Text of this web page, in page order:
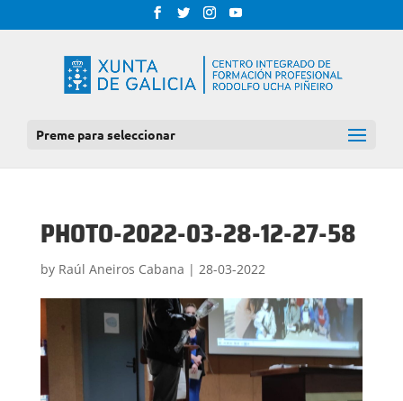
Preme para seleccionar
PHOTO-2022-03-28-12-27-58
by Raúl Aneiros Cabana | 28-03-2022